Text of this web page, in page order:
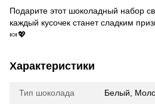
Подарите этот шоколадный набор
каждый кусочек станет сладким
🍬💖
Характеристики
Тип шоколада Белый,